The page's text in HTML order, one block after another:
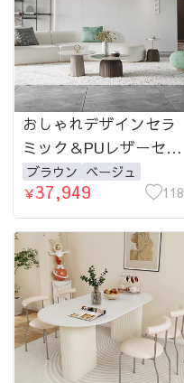
おしゃれデザインセラ
ミック＆PUレザーセン
ターテーブル｜スタイ
リッシュなリビングの
主役 fdl-2601-teatable
ブラウン ベージュ
￥37,949 118